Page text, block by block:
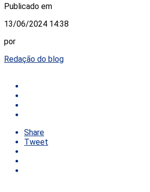
Publicado em
13/06/2024 14:38
por
Redação do blog
Share
Tweet